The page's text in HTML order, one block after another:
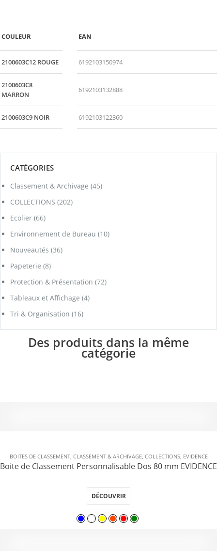
COULEUR EAN
2100603C12 ROUGE 6192103150974
2100603C8
MARRON
6192103132888
2100603C9 NOIR 6192103122360
CATÉGORIES
Classement & Archivage (45)
COLLECTIONS (202)
Ecolier (66)
Environnement de Bureau (10)
Nouveautés (36)
Papeterie (8)
Protection & Présentation (72)
Tableaux et Affichage (4)
Tri & Organisation (16)
Des produits dans la même
catégorie
BOITES DE CLASSEMENT, CLASSEMENT & ARCHIVAGE, COLLECTIONS, EVIDENCE
Boite de Classement Personnalisable Dos 80 mm EVIDENCE
DÉCOUVRIR